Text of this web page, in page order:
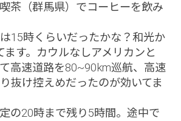
茶（群馬県）でコーヒーを飲み
15時くらいだったかな？和光か
ます。カウルなしアメリカンと
高速道路を80~90km巡航、高速
抜け控えめだったのが効いてま
の20時まで残り5時間。途中で